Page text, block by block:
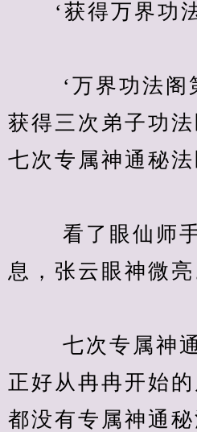
‘获得万界功法
‘万界功法阁第
获得三次弟子功
七次专属神通秘法
看了眼仙师手
息，张云眼神微亮
七次专属神通
正好从冉冉开始
都没有专属神通秘